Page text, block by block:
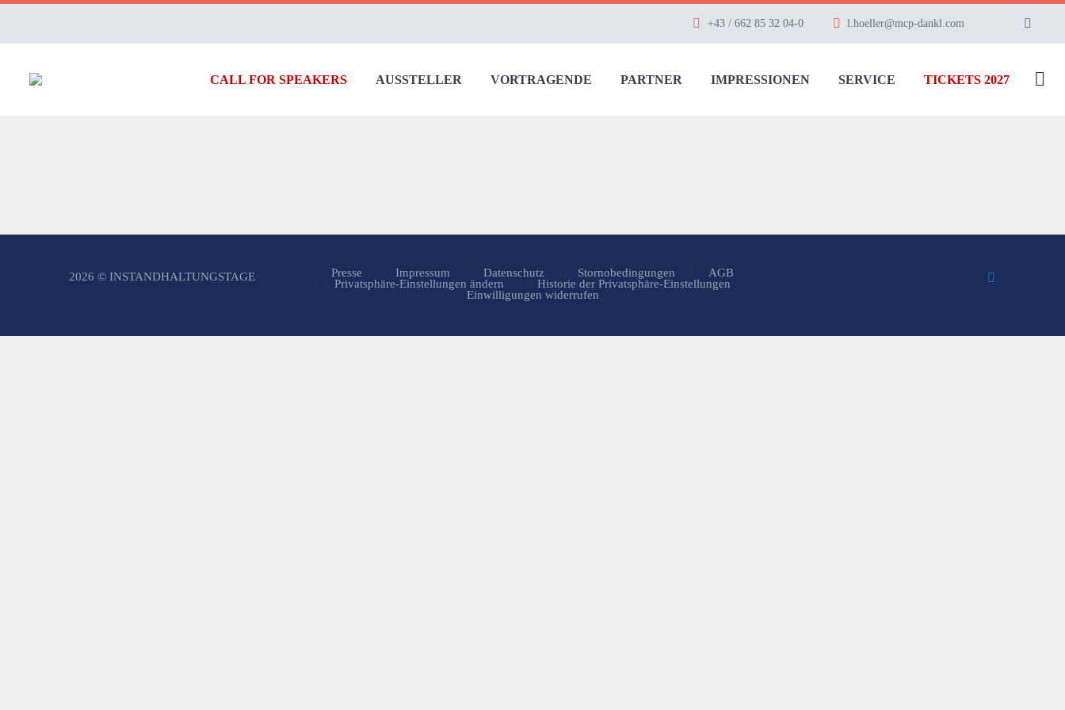
+43 / 662 85 32 04-0 l.hoeller@mcp-dankl.com
CALL FOR SPEAKERS AUSSTELLER VORTRAGENDE PARTNER IMPRESSIONEN SERVICE TICKETS 2027
Presse Impressum Datenschutz Stornobedingungen
AGB
Privatsphäre-Einstellungen ändern
Historie der Privatsphäre-Einstellungen
Einwilligungen widerrufen
2026 © INSTANDHALTUNGSTAGE